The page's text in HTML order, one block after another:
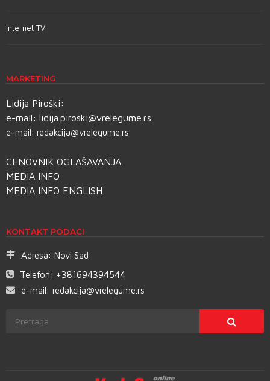
Internet TV
MARKETING
Lidija Piroški:
e-mail: lidija.piroski@vrelegume.rs
e-mail: redakcija@vrelegume.rs
CENOVNIK OGLAŠAVANJA
MEDIA INFO
MEDIA INFO ENGLISH
KONTAKT PODACI
Adresa: Novi Sad
Telefon: +381694394544
e-mail: redakcija@vrelegume.rs